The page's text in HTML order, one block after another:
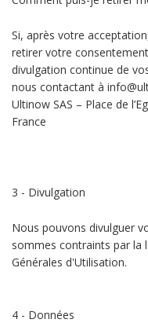
Si, après votre
retirer votre
divulgation continue de
nous contactant à
Ultinow SAS – Place de
France
3 - Divulgation
Nous pouvons divulguer
sommes contraints par la
Générales d'Utilisation.
4 - Données